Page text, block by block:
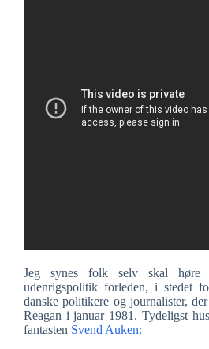
Jeg synes folk selv skal høre
udenrigspolitik forleden, i stedet
danske politikere og journalister,
Reagan i januar 1981. Tydeligst
fantasten Svend Auken: